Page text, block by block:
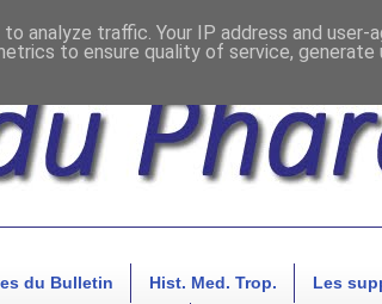
du Bulletin Hist. Med. Trop. Les
analyze traffic. Your IP address and user-
to ensure quality of service, generate